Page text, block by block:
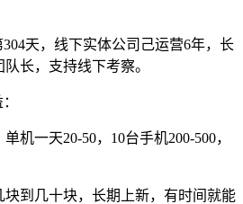
304天，线下实体公司己运营6年，长
长，支持线下考察。
机一天20-50，10台手机200-500，
到几十块，长期上新，有时间就能